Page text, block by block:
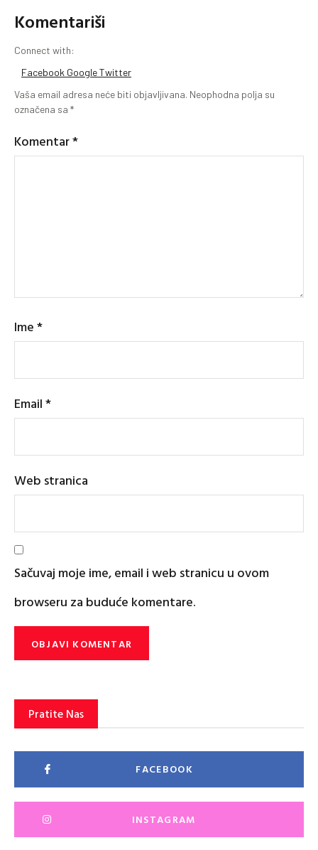
Komentariši
Connect with:
Facebook GoogleTwitter
Vaša email adresa neće biti objavljivana. Neophodna polja su
označena sa *
Komentar*
Ime*
Email*
Web stranica
Sačuvaj moje ime, email i web stranicu u ovom
browseru za buduće komentare.
Pratite Nas
FACEBOOK
INSTAGRAM